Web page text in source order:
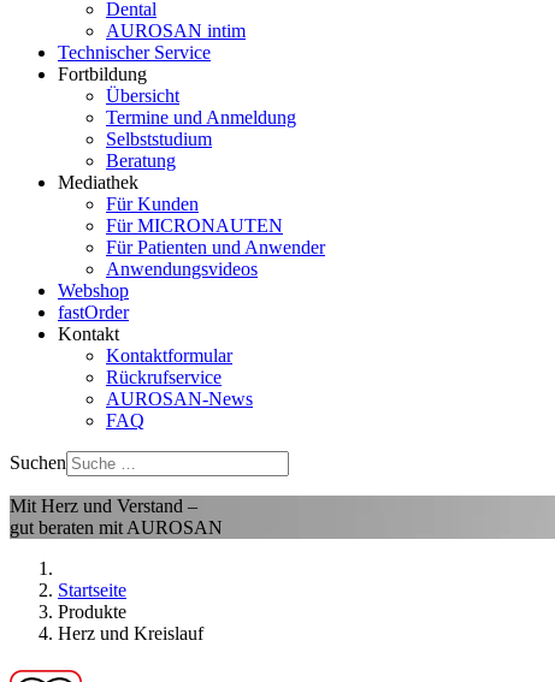
Dental
AUROSAN intim
Technischer Service
Fortbildung
Übersicht
Termine und Anmeldung
Selbststudium
Beratung
Mediathek
Für Kunden
Für MICRONAUTEN
Für Patienten und Anwender
Anwendungsvideos
Webshop
fastOrder
Kontakt
Kontaktformular
Rückrufservice
AUROSAN-News
FAQ
Suchen
Mit Herz und Verstand –
gut beraten mit AUROSAN
Startseite
Produkte
Herz und Kreislauf